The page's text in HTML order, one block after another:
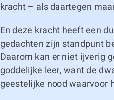
kracht – als daartegen
En deze kracht heeft een
gedachten zijn standpunt
Daarom kan er niet ijverig
goddelijke leer, want de
geestelijke nood waarvoor